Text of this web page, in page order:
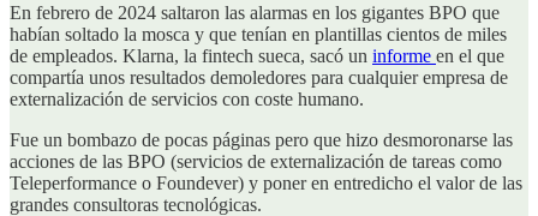
En febrero de 2024 saltaron las alarmas en los gigantes BPO que
habían soltado la mosca y que tenían en plantillas cientos de miles
de empleados. Klarna, la fintech sueca, sacó un informe en el que
compartía unos resultados demoledores para cualquier empresa de
externalización de servicios con coste humano.
Fue un bombazo de pocas páginas pero que hizo desmoronarse las
acciones de las BPO (servicios de externalización de tareas como
Teleperformance o Foundever) y poner en entredicho el valor de las
grandes consultoras tecnológicas.